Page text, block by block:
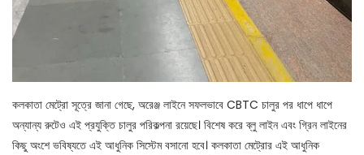
কলকাতা মেট্রো সূত্রে জানা গেছে, অরেঞ্জ লাইনে সফলভাবে CBTC চালুর পর ধাপে ধাপে
অন্যান্য রুটেও এই প্রযুক্তি চালুর পরিকল্পনা রয়েছে। বিশেষ করে ব্লু লাইন এবং গ্রিন লাইনের
কিছু অংশে ভবিষ্যতে এই আধুনিক সিস্টেম বসানো হবে। কলকাতা মেট্রোর এই আধুনিক